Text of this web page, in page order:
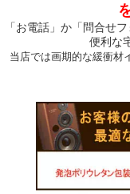
「お電話」か「問合せ
便利な
当店では画期的な緩衝材